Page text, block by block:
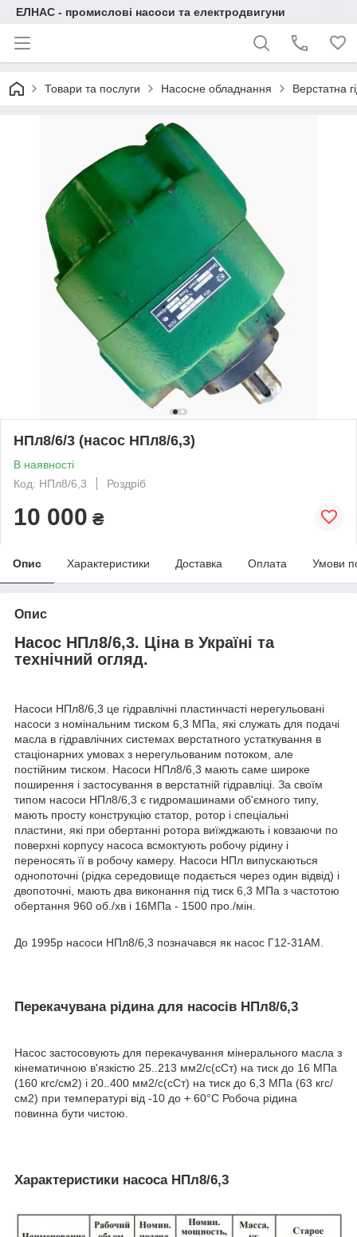
ЕЛНАС - промислові насоси та електродвигуни
Товари та послуги Насосне обладнання Верстатна
НПл8/6/3 (насос НПл8/6,3)
В наявності
Код: НПл8/6,3
Роздріб
10 000 ₴
Опис Характеристики Доставка Оплата Умови
Опис
Насос НПл8/6,3. Ціна в Україні та
технічний огляд.
Насоси НПл8/6,3 це гідравлічні пластинчасті нерегульовані
насоси з номінальним тиском 6,3 МПа, які служать для подачі
масла в гідравлічних системах верстатного устаткування в
стаціонарних умовах з нерегульованим потоком, але
постійним тиском. Насоси НПл8/6,3 мають саме широке
поширення і застосування в верстатній гідравліці. За своїм
типом насоси НПл8/6,3 є гидромашинами об'ємного типу,
мають просту конструкцію статор, ротор і спеціальні
пластини, які при обертанні ротора виїжджають і ковзаючи по
поверхні корпусу насоса всмоктують робочу рідину і
переносять її в робочу камеру. Насоси НПл випускаються
однопоточні (рідка середовище подається через один відвід) і
двопоточні, мають два виконання під тиск 6,3 МПа з частотою
обертання 960 об./хв і 16МПа - 1500 про./мін.
До 1995р насоси НПл8/6,3 позначався як насос Г12-31АМ.
Перекачувана рідина для насосів НПл8/6,3
Насос застосовують для перекачування мінерального масла з
кінематичною в'язкістю 25..213 мм2/с(сСт) на тиск до 16 МПа
(160 кгс/см2) і 20..400 мм2/с(сСт) на тиск до 6,3 МПа (63 кгс/
см2) при температурі від -10 до + 60°С Робоча рідина
повинна бути чистою.
Характеристики насоса НПл8/6,3